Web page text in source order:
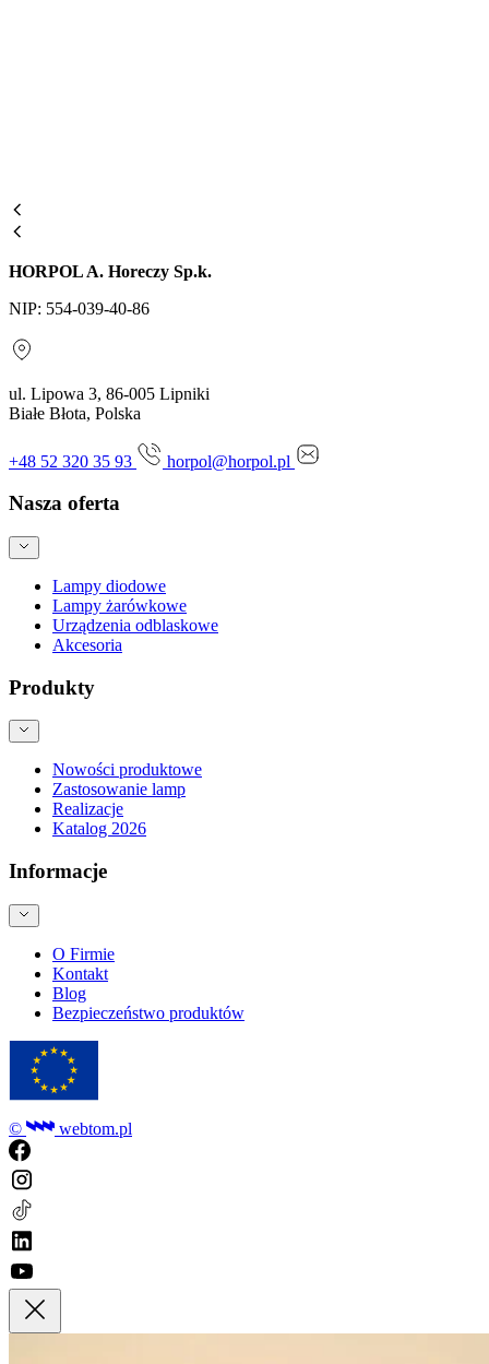
HORPOL A. Horeczy Sp.k.
NIP: 554-039-40-86
ul. Lipowa 3, 86-005 Lipniki
Białe Błota, Polska
+48 52 320 35 93 horpol@horpol.pl
Nasza oferta
Lampy diodowe
Lampy żarówkowe
Urządzenia odblaskowe
Akcesoria
Produkty
Nowości produktowe
Zastosowanie lamp
Realizacje
Katalog 2026
Informacje
O Firmie
Kontakt
Blog
Bezpieczeństwo produktów
© webtom.pl